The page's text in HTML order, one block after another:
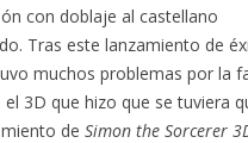
con doblaje al castellano
Tras este lanzamiento de
muchos problemas por la
el 3D que hizo que se tuviera
deSimon the Sorcerer